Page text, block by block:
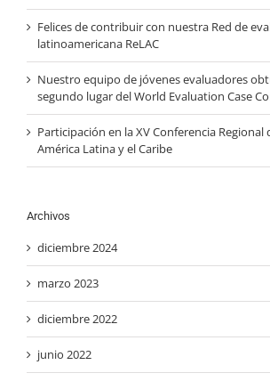
Felices de contribuir con nuestra Red de
latinoamericana ReLAC
Nuestro equipo de jóvenes evaluadores
segundo lugar del World Evaluation Case
Participación en la XV Conferencia Regional
América Latina y el Caribe
Archivos
diciembre 2024
marzo 2023
diciembre 2022
junio 2022